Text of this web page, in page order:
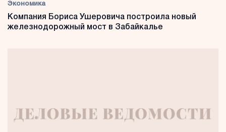
Экономика
Компания Бориса Ушеровича построила новый
железнодорожный мост в Забайкалье